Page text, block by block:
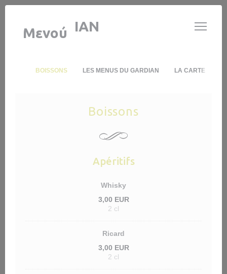
Πίνακας διαχείρισης "Μπισκότων" (Cookies)
LE GARDIAN
Μενού
Boissons
Apéritifs
Whisky
3,00 EUR
2 cl
Ricard
3,00 EUR
2 cl
BOISSONS LES MENUS DU GARDIAN LA CARTE